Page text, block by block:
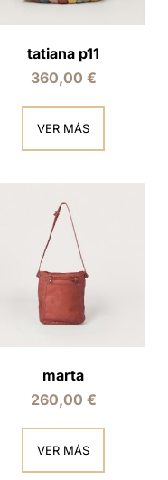
tatiana p11
360,00 €
VER MÁS
marta
260,00 €
VER MÁS